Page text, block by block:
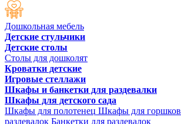
Дошкольная мебель
Детские стульчики
Детские столы
Столы для дошколят
Кроватки детские
Игровые стеллажи
Шкафы и банкетки для раздевалки
Шкафы для детского сада
Шкафы для полотенец Шкафы для горшков
раздевалок Банкетки для раздевалок